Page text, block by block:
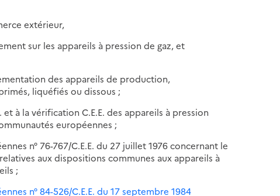
extérieur,
sur les appareils à pression de gaz, et
des appareils de production,
liquéfiés ou dissous ;
à la vérification C.E.E. des appareils à pression
européennes ;
n° 76-767/C.E.E. du 27 juillet 1976 concernant le
aux dispositions communes aux appareils à
;
n° 84-526/C.E.E. du 17 septembre 1984